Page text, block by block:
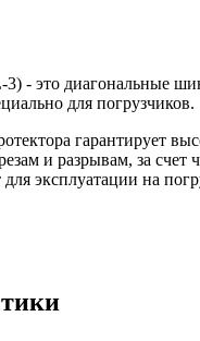
- это диагональные
для погрузчиков.
гарантирует
и разрывам, за счет
эксплуатации на